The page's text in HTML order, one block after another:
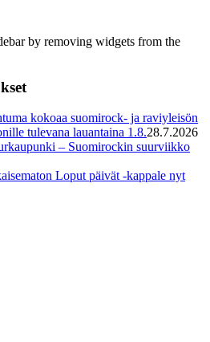
by removing widgets from the
kokoaa suomirock- ja raviyleisön
tulevana lauantaina 1.8.28.7.2026
– Suomirockin suurviikko
Loput päivät -kappale nyt